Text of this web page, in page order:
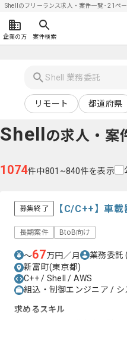
Shellのフリーランス求人・案件一覧 - 21ペー
企業の方 案件検索
リモート 都道府県
Shellの求人・案
1074件中801~840件を表示
募集終了 【C/C++】車
長期案件 BtoB向け
〜67万円／月 業務委託
新富町(東京都)
C++ / Shell / AWS
組込・制御エンジニア /
求めるスキル